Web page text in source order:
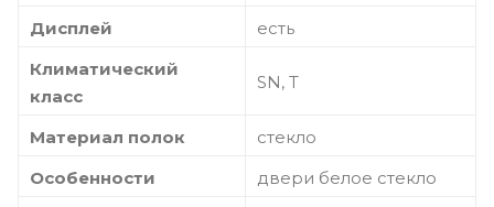
Дисплей
есть
Климатический
класс
SN, T
Материал полок
стекло
Особенности
двери белое стекло